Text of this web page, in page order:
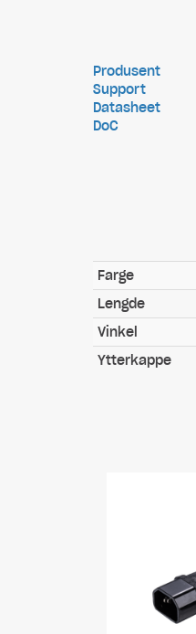
Produsent
Support
Datasheet
DoC
Farge
Lengde
Vinkel
Ytterkappe